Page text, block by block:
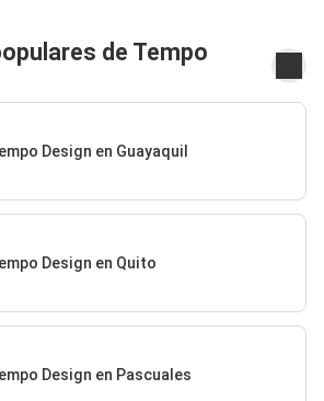
de Tempo
Design en Guayaquil
Design en Quito
Design en Pascuales